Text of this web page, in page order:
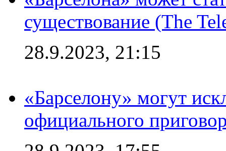
существование (The
28.9.2023, 21:15
«Барселону» могут
официального